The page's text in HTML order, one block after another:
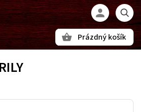
Prázdný košík